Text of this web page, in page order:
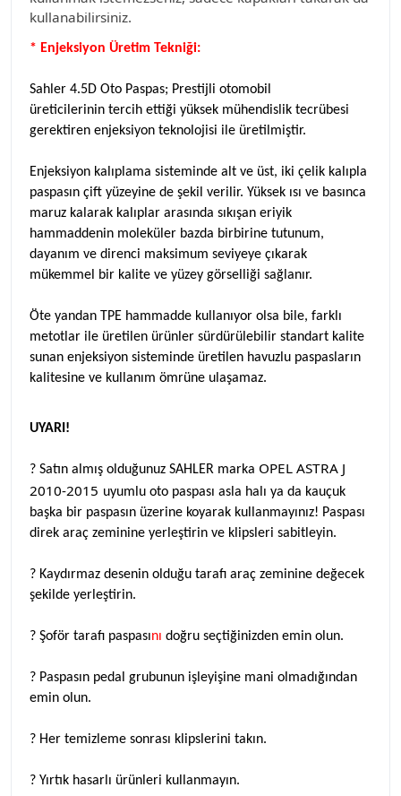
kullanabilirsiniz.
* Enjeksiyon Üretim Tekniği:
Sahler 4.5D Oto Paspas; Prestijli otomobil
üreticilerinin tercih ettiği yüksek mühendislik tecrübesi
gerektiren enjeksiyon teknolojisi ile üretilmiştir.
Enjeksiyon kalıplama sisteminde alt ve üst, iki çelik kalıpla
paspasın çift yüzeyine de şekil verilir. Yüksek ısı ve basınca
maruz kalarak kalıplar arasında sıkışan eriyik
hammaddenin moleküler bazda birbirine tutunum,
dayanım ve direnci maksimum seviyeye çıkarak
mükemmel bir kalite ve yüzey görselliği sağlanır.
Öte yandan TPE hammadde kullanıyor olsa bile, farklı
metotlar ile üretilen ürünler sürdürülebilir standart kalite
sunan enjeksiyon sisteminde üretilen havuzlu paspasların
kalitesine ve kullanım ömrüne ulaşamaz.
UYARI!
? Satın almış olduğunuz SAHLER marka OPEL ASTRA J
2010-2015 uyumlu oto paspası asla halı ya da kauçuk
başka bir paspasın üzerine koyarak kullanmayınız! Paspası
direk araç zeminine yerleştirin ve klipsleri sabitleyin.
? Kaydırmaz desenin olduğu tarafı araç zeminine değecek
şekilde yerleştirin.
? Şoför tarafı paspasını doğru seçtiğinizden emin olun.
? Paspasın pedal grubunun işleyişine mani olmadığından
emin olun.
? Her temizleme sonrası klipslerini takın.
? Yırtık hasarlı ürünleri kullanmayın.